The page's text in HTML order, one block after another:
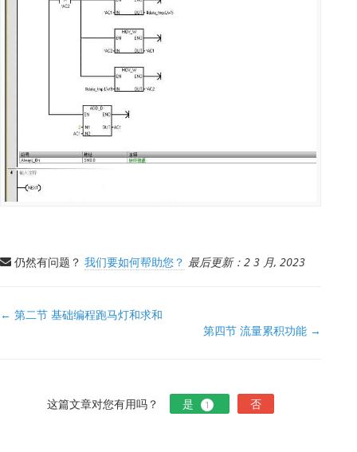
仍然有问题？ 我们要如何帮助您？ 最后更新：2 3 月, 2023
文
← 第二节 基础编程跑马灯和求和
第四节 流量累积功能 →
这篇文章对您有用吗？ 是 1 否